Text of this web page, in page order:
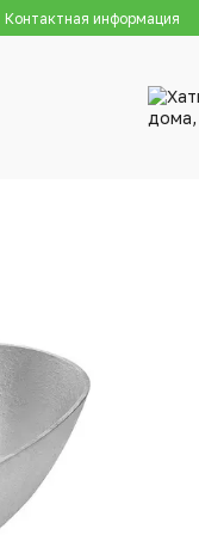
Контактная информация